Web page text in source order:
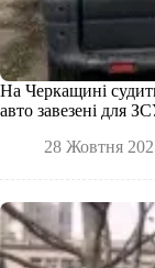
На Черкащині
авто завезені для
28 Жовтня